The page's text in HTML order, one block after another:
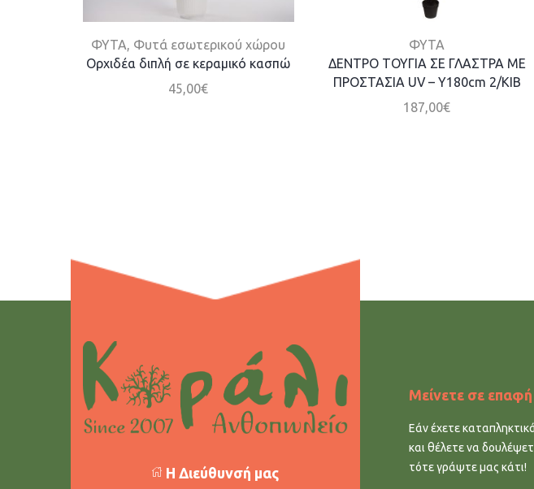
ΦΥΤΑ, Φυτά εσωτερικού χώρου
Ορχιδέα διπλή σε κεραμικό κασπώ
45,00€
ΦΥΤΑ
ΔΕΝΤΡΟ ΤΟΥΓΙΑ ΣΕ ΓΛΑΣΤΡΑ ΜΕ
ΠΡΟΣΤΑΣΙΑ UV – Υ180cm 2/ΚΙΒ
187,00€
Η Διεύθυνσή μας
Μείνετε σε επαφή
Εάν έχετε
και θέλετε να
τότε γράψτε μας κάτι!